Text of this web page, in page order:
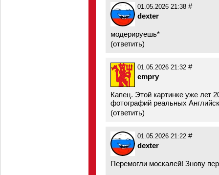
01.05.2026 21:38 #
dexter
модерируешь*
(ответить)
01.05.2026 21:32 #
empry
Капец. Этой картинке уже лет
фотографий реальных
(ответить)
01.05.2026 21:22 #
dexter
Перемогли москалей! Знову